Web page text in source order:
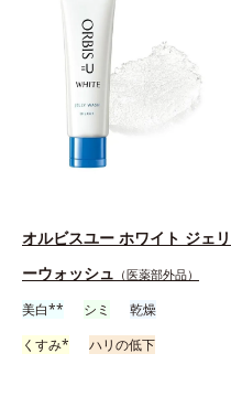
オルビスユー ホワイト ジェリ
ーウォッシュ （医薬部外品）
美白** シミ
乾燥
くすみ*
ハリの低下